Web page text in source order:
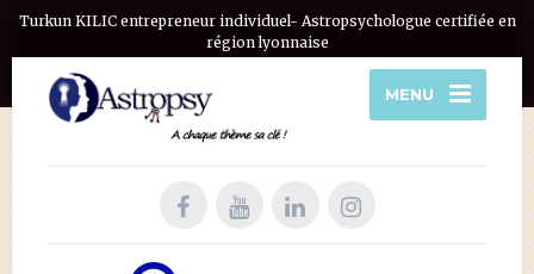
Turkun KILIC entrepreneur individuel- Astropsychologue certifiée en
région lyonnaise
MENU